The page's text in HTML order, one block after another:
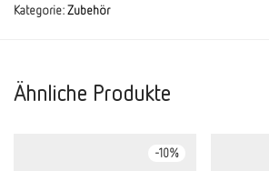
Kategorie:Zubehör
Ähnliche Produkte
-10%